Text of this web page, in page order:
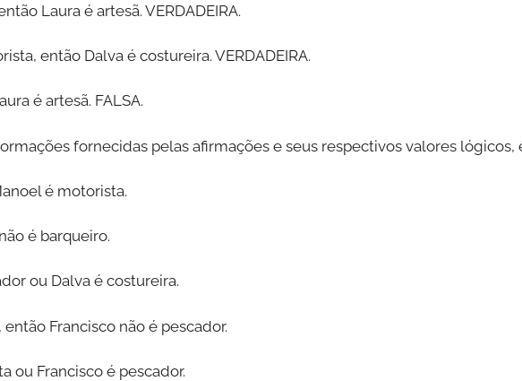
Laura é artesã. VERDADEIRA.
então Dalva é costureira. VERDADEIRA.
é artesã. FALSA.
fornecidas pelas afirmações e seus respectivos valores
é motorista.
é barqueiro.
ou Dalva é costureira.
então Francisco não é pescador.
ou Francisco é pescador.